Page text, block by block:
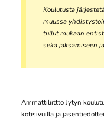
Koulutusta
muussa
tullut mukaan
sekä jaksamiseen
Ammattiliittto Jytyn
kotisivuilla ja